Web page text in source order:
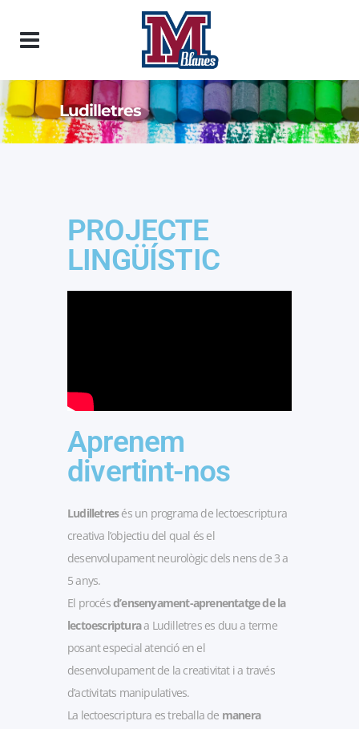
Ludilletres
PROJECTE
LINGÜÍSTIC
Aprenem
divertint-nos
Ludilletresés un programa de lectoescriptura
creativa l’objectiu del qual és el
desenvolupament neurològic dels nens de 3 a
5 anys.
El procésd’ensenyament-aprenentatge de la
lectoescripturaa Ludilletres es duu a terme
posant especial atenció en el
desenvolupament de la creativitat i a través
d’activitats manipulatives.
La lectoescriptura es treballa de manera